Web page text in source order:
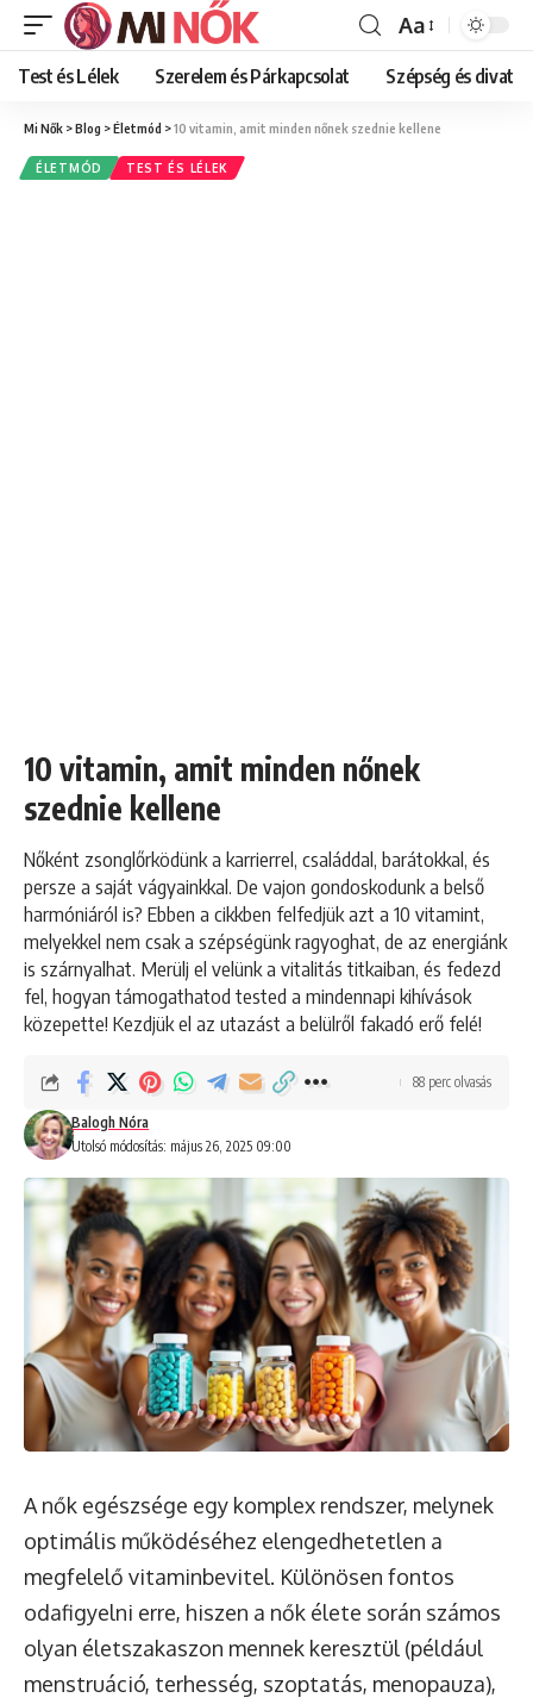
Font
Resizer
Aa
Test és Lélek Szerelem és Párkapcsolat Szépség és divat
Mi Nők >Blog >Életmód >10 vitamin, amit minden nőnek szednie kellene
ÉLETMÓD TEST ÉS LÉLEK
10 vitamin, amit minden nőnek
szednie kellene
Nőként zsonglőrködünk a karrierrel, családdal, barátokkal, és
persze a saját vágyainkkal. De vajon gondoskodunk a belső
harmóniáról is? Ebben a cikkben felfedjük azt a 10 vitamint,
melyekkel nem csak a szépségünk ragyoghat, de az energiánk
is szárnyalhat. Merülj el velünk a vitalitás titkaiban, és fedezd
fel, hogyan támogathatod tested a mindennapi kihívások
közepette! Kezdjük el az utazást a belülről fakadó erő felé!
Utolsó módosítás: május 26, 2025 09:00
Balogh Nóra
88 perc olvasás
A nők egészsége egy komplex rendszer, melynek
optimális működéséhez elengedhetetlen a
megfelelő vitaminbevitel. Különösen fontos
odafigyelni erre, hiszen a nők élete során számos
olyan életszakaszon mennek keresztül (például
menstruáció, terhesség, szoptatás, menopauza),